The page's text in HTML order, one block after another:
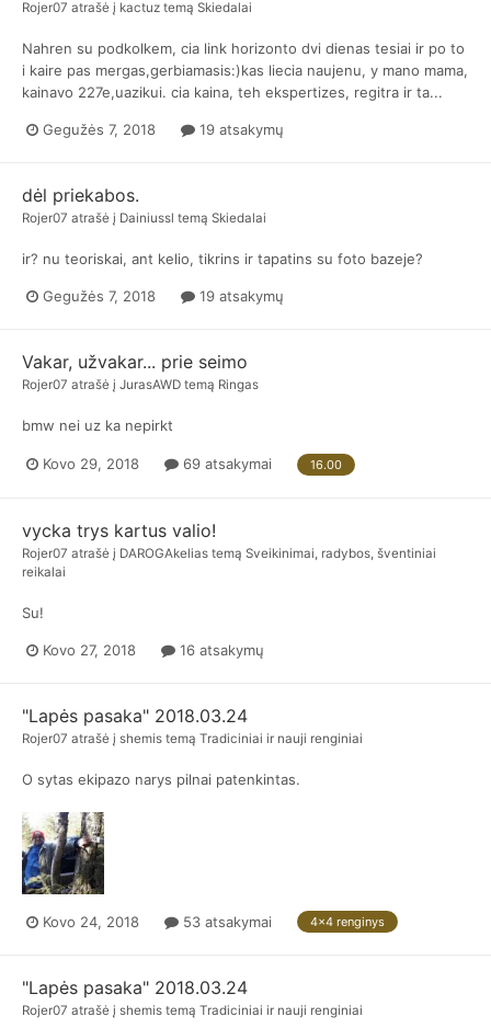
Rojer07 atrašė į kactuz temą Skiedalai
Nahren su podkolkem, cia link horizonto dvi dienas tesiai ir po to
i kaire pas mergas,gerbiamasis:)kas liecia naujenu, y mano mama,
kainavo 227e,uazikui. cia kaina, teh ekspertizes, regitra ir ta...
Gegužės 7, 2018 19 atsakymų
dėl priekabos.
Rojer07 atrašė į Dainiussl temą Skiedalai
ir? nu teoriskai, ant kelio, tikrins ir tapatins su foto bazeje?
Gegužės 7, 2018 19 atsakymų
Vakar, užvakar... prie seimo
Rojer07 atrašė į JurasAWD temą Ringas
bmw nei uz ka nepirkt
Kovo 29, 2018 69 atsakymai 16.00
vycka trys kartus valio!
Rojer07 atrašė į DAROGAkelias temą Sveikinimai, radybos, šventiniai
reikalai
Su!
Kovo 27, 2018 16 atsakymų
"Lapės pasaka" 2018.03.24
Rojer07 atrašė į shemis temą Tradiciniai ir nauji renginiai
O sytas ekipazo narys pilnai patenkintas.
Kovo 24, 2018 53 atsakymai 4x4 renginys
"Lapės pasaka" 2018.03.24
Rojer07 atrašė į shemis temą Tradiciniai ir nauji renginiai